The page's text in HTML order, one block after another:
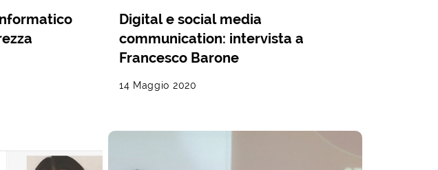
Digital e social media
communication: intervista a
Francesco Barone
14 Maggio 2020